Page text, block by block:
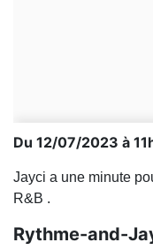
Du 12/07/2023 à
Jayci a une minute
R&B .
Rythme-and-